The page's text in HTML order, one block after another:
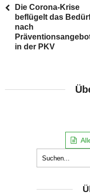
Die Corona-Krise
beflügelt das
nach
in der PKV